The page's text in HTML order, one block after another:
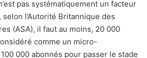
pas systématiquement un facteur
selon l’Autorité Britannique des
(ASA), il faut au moins, 20 000
comme un micro-
000 abonnés pour passer le stade